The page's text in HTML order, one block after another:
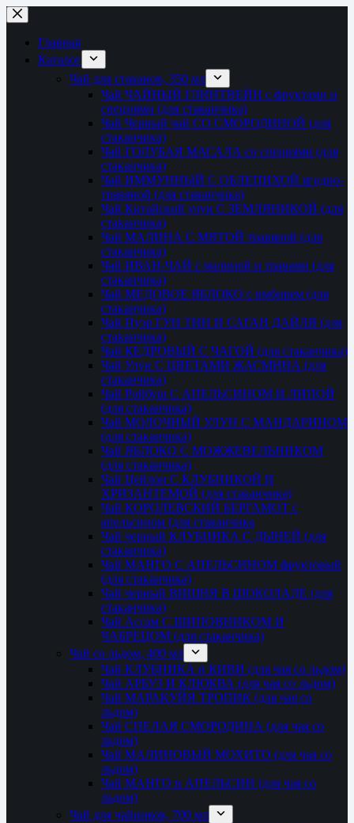
Перейти
к
сути
Главная
Каталог
Чай для стаканов, 350 мл
Чай ЧАЙНЫЙ ГЛИНТВЕЙН с фруктами и
специями (для стаканчика)
Чай Черный чай СО СМОРОДИНОЙ (для
стаканчика)
Чай ГОЛУБАЯ МАСАЛА со специями (для
стаканчика)
Чай ИММУННЫЙ С ОБЛЕПИХОЙ ягодно-
травяной (для стаканчика)
Чай Китайский улун С ЗЕМЛЯНИКОЙ (для
стаканчика)
Чай МАЛИНА С МЯТОЙ травяной (для
стаканчика)
Чай ИВАН-ЧАЙ с малиной и травами (для
стаканчика)
Чай МЕДОВОЕ ЯБЛОКО с имбирем (для
стаканчика)
Чай Пуэр ГУН ТИН И САГАН ДАЙЛЯ (для
стаканчика)
Чай КЕДРОВЫЙ С ЧАГОЙ (для стаканчика)
Чай Улун С ЦВЕТАМИ ЖАСМИНА (для
стаканчика)
Чай Ройбуш С АПЕЛЬСИНОМ И ЛИПОЙ
(для стаканчика)
Чай МОЛОЧНЫЙ УЛУН С МАНДАРИНОМ
(для стаканчика)
Чай ЯБЛОКО С МОЖЖЕВЕЛЬНИКОМ
(для стаканчика)
Чай Цейлон С КЛУБНИКОЙ И
ХРИЗАНТЕМОЙ (для стаканчика)
Чай КОРОЛЕВСКИЙ БЕРГАМОТ с
апельсином (для стаканчика
Чай черный КЛУБНИКА С ДЫНЕЙ (для
стаканчика)
Чай МАНГО С АПЕЛЬСИНОМ фруктовый
(для стаканчика)
Чай черный ВИШНЯ В ШОКОЛАДЕ (для
стаканчика)
Чай Ассам С ШИПОВНИКОМ И
ЧАБРЕЦОМ (для стаканчика)
Чай со льдом, 400 мл
Чай КЛУБНИКА и КИВИ (для чая со льдом)
Чай АРБУЗ И КЛЮКВА (для чая со льдом)
Чай МАРАКУЙЯ ТРОПИК (для чая со
льдом)
Чай СПЕЛАЯ СМОРОДИНА (для чая со
льдом)
Чай МАЛИНОВЫЙ МОХИТО (для чая со
льдом)
Чай МАНГО и АПЕЛЬСИН (для чая со
льдом)
Чай для чайников, 700 мл